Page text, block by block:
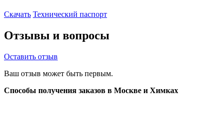
Скачать Технический паспорт
Отзывы и вопросы
Оставить отзыв
Ваш отзыв может быть первым.
Способы получения заказов в Москве и Химках